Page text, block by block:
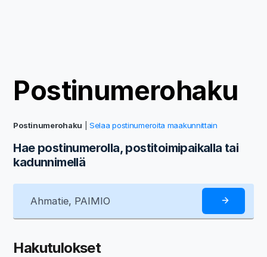
Postinumerohaku
Postinumerohaku |Selaa postinumeroita maakunnittain
Hae postinumerolla, postitoimipaikalla tai
kadunnimellä
Hakutulokset